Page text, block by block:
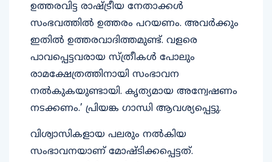
ഉത്തരവിട്ട രാഷ്ട്രീയ നേതാക്കള്‍
സംഭവത്തില്‍ ഉത്തരം പറയണം. അവര്‍ക്കും
ഇതില്‍ ഉത്തരവാദിത്തമുണ്ട്. വളരെ
പാവപ്പെട്ടവരായ സ്ത്രീകള്‍ പോലും
രാമക്ഷേത്രത്തിനായി സംഭാവന
നല്‍കുകയുണ്ടായി. കൃത്യമായ അന്വേഷണം
നടക്കണം.’ പ്രിയങ്ക ഗാന്ധി ആവശ്യപ്പെട്ടു.
വിശ്വാസികളായ പലരും നല്‍കിയ
സംഭാവനയാണ് മോഷ്ടിക്കപ്പെട്ടത്.